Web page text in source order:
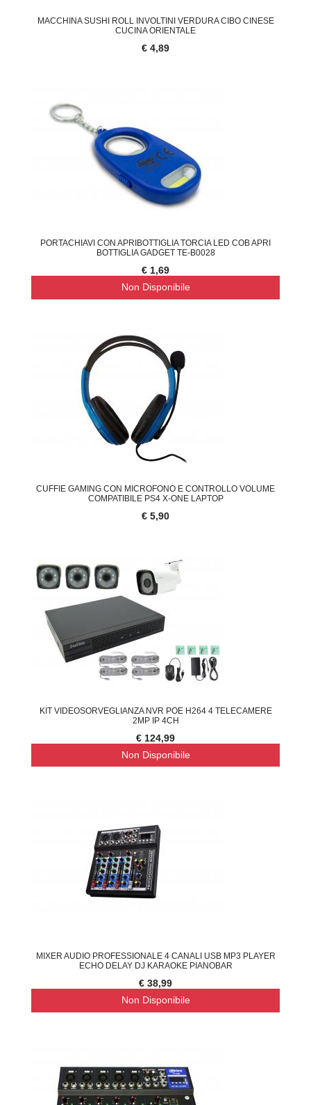
MACCHINA SUSHI ROLL INVOLTINI VERDURA CIBO CINESE
CUCINA ORIENTALE
€ 4,89
PORTACHIAVI CON APRIBOTTIGLIA TORCIA LED COB APRI
BOTTIGLIA GADGET TE-B0028
€ 1,69
Non Disponibile
CUFFIE GAMING CON MICROFONO E CONTROLLO VOLUME
COMPATIBILE PS4 X-ONE LAPTOP
€ 5,90
KIT VIDEOSORVEGLIANZA NVR POE H264 4 TELECAMERE
2MP IP 4CH
€ 124,99
Non Disponibile
MIXER AUDIO PROFESSIONALE 4 CANALI USB MP3 PLAYER
ECHO DELAY DJ KARAOKE PIANOBAR
€ 38,99
Non Disponibile